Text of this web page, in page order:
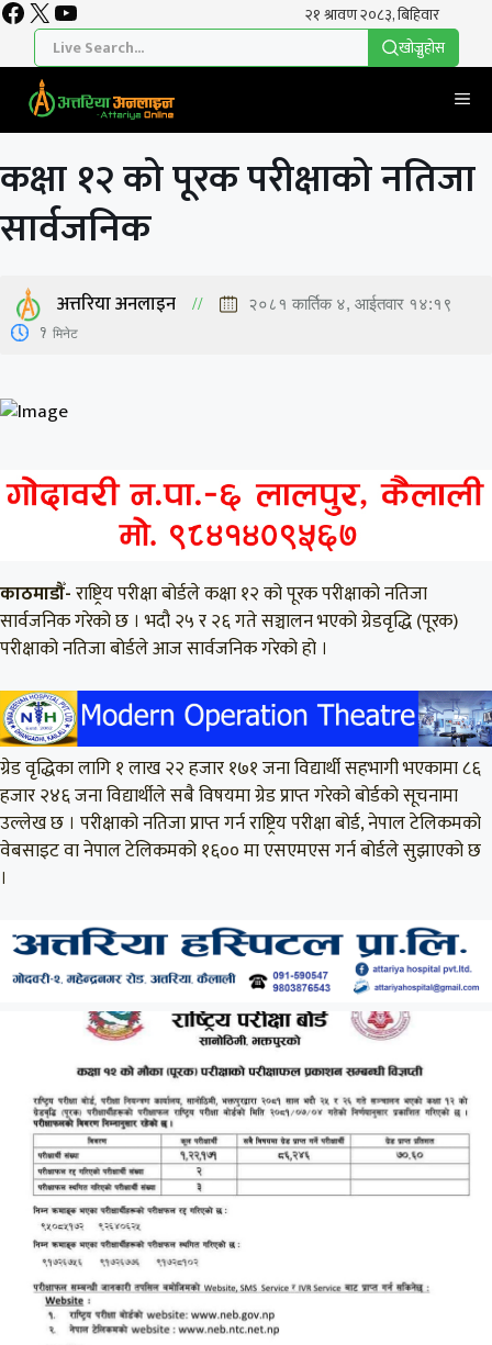
Skip
content
Facebook
X YouTube
खाेज्नुहाेस
कक्षा १२ को पूरक परीक्षाको नतिजा
सार्वजनिक
अत्तरिया अनलाइन २०८१ कार्तिक ४, आईतवार १४:१९
1 मिनेट
काठमाडौँ-राष्ट्रिय परीक्षा बोर्डले कक्षा १२ को पूरक परीक्षाको नतिजा
सार्वजनिक गरेको छ । भदौ २५ र २६ गते सञ्चालन भएको ग्रेडवृद्धि (पूरक)
परीक्षाको नतिजा बोर्डले आज सार्वजनिक गरेको हो ।
ग्रेड वृद्धिका लागि १ लाख २२ हजार १७१ जना विद्यार्थी सहभागी भएकामा ८६
हजार २४६ जना विद्यार्थीले सबै विषयमा ग्रेड प्राप्त गरेको बोर्डको सूचनामा
उल्लेख छ । परीक्षाको नतिजा प्राप्त गर्न राष्ट्रिय परीक्षा बोर्ड, नेपाल टेलिकमको
वेबसाइट वा नेपाल टेलिकमको १६०० मा एसएमएस गर्न बोर्डले सुझाएको छ
।